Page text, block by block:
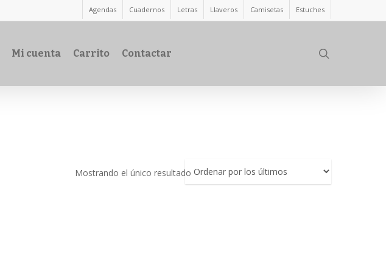
Agendas Cuadernos Letras Llaveros Camisetas Estuches
Mi cuenta Carrito Contactar
Mostrando el único resultado